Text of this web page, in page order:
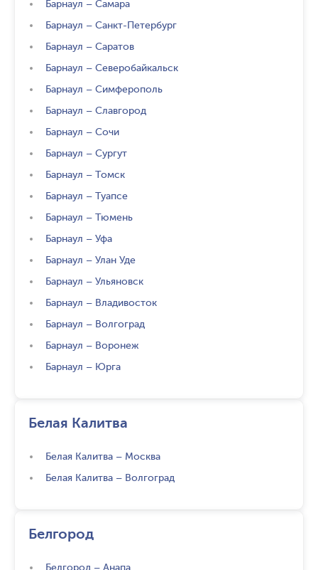
Барнаул – Самара
Барнаул – Санкт-Петербург
Барнаул – Саратов
Барнаул – Северобайкальск
Барнаул – Симферополь
Барнаул – Славгород
Барнаул – Сочи
Барнаул – Сургут
Барнаул – Томск
Барнаул – Туапсе
Барнаул – Тюмень
Барнаул – Уфа
Барнаул – Улан Уде
Барнаул – Ульяновск
Барнаул – Владивосток
Барнаул – Волгоград
Барнаул – Воронеж
Барнаул – Юрга
Белая Калитва
Белая Калитва – Москва
Белая Калитва – Волгоград
Белгород
Белгород – Анапа